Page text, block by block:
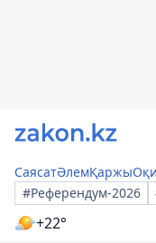
СаясатӘлемҚаржы
#Референдум-2026
+22°